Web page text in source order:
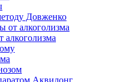
Довженко
от алкоголизма
алкоголизма
Аквилонг